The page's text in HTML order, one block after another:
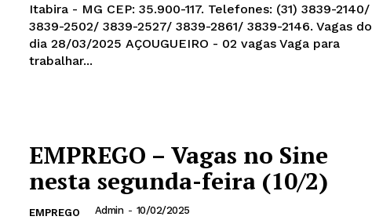
Itabira - MG CEP: 35.900-117. Telefones: (31) 3839-2140/
3839-2502/ 3839-2527/ 3839-2861/ 3839-2146. Vagas do
dia 28/03/2025 AÇOUGUEIRO - 02 vagas Vaga para
trabalhar...
EMPREGO – Vagas no Sine
nesta segunda-feira (10/2)
EMPREGO Admin - 10/02/2025